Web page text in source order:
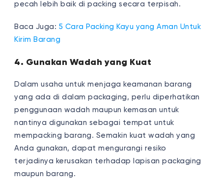
pecah lebih baik di packing secara terpisah.
Baca Juga: 5 Cara Packing Kayu yang Aman Untuk
Kirim Barang
4. Gunakan Wadah yang Kuat
Dalam usaha untuk menjaga keamanan barang
yang ada di dalam packaging, perlu diperhatikan
penggunaan wadah maupun kemasan untuk
nantinya digunakan sebagai tempat untuk
mempacking barang. Semakin kuat wadah yang
Anda gunakan, dapat mengurangi resiko
terjadinya kerusakan terhadap lapisan packaging
maupun barang.